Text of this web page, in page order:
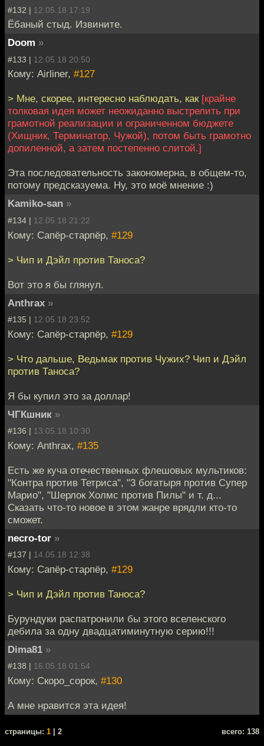
#132 | 12.05.18 17:19
Ёбаный стыд. Извините.
Doom »
#133 | 12.05.18 20:50
Кому: Airliner, #127
> Мне, скорее, интересно наблюдать, как [крайне
толковая идея может неожиданно выстрелить при
грамотной реализации и ограниченном бюджете
(Хищник, Терминатор, Чужой), потом быть грамотно
допиленной, а затем постепенно слитой.]
Эта последовательность закономерна, в общем-то,
потому предсказуема. Ну, это моё мнение :)
Kamiko-san »
#134 | 12.05.18 21:22
Кому: Сапёр-старпёр, #129
> Чип и Дэйл против Таноса?
Вот это я бы глянул.
Anthrax »
#135 | 12.05.18 23:52
Кому: Сапёр-старпёр, #129
> Что дальше, Ведьмак против Чужих? Чип и Дэйл
против Таноса?
Я бы купил это за доллар!
ЧГКшник »
#136 | 13.05.18 10:30
Кому: Anthrax, #135
Есть же куча отечественных флешовых мультиков:
"Контра против Тетриса", "3 богатыря против Супер
Марио", "Шерлок Холмс против Пилы" и т. д...
Сказать что-то новое в этом жанре врядли кто-то
сможет.
necro-tor »
#137 | 14.05.18 12:38
Кому: Сапёр-старпёр, #129
> Чип и Дэйл против Таноса?
Бурундуки распатронили бы этого вселенского
дебила за одну двадцатиминутную серию!!!
Dima81 »
#138 | 16.05.18 01:54
Кому: Скоро_сорок, #130
А мне нравится эта идея!
cтраницы: 1 | 2 всего: 138